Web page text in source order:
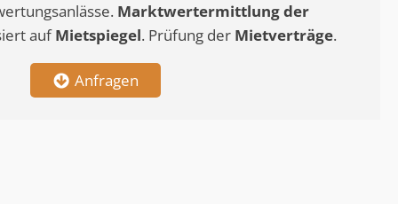
Marktwertermittlungder
aufMietspiegel. Prüfung der Mietverträge.
Anfragen